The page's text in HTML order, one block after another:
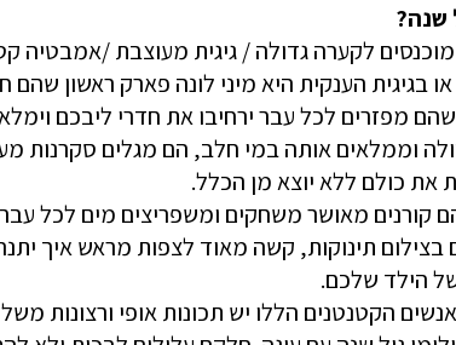
שנה?
לקערה גדולה / גיגית מעוצבת /אמבטיה
בגיגית הענקית היא מיני לונה פארק ראשון שהם
מפזרים לכל עבר ירחיבו את חדרי ליבכם
וממלאים אותה במי חלב, הם מגלים סקרנות
כולם ללא יוצא מן הכלל.
קורנים מאושר משחקים ומשפריצים מים לכל
תינוקות, קשה מאוד לצפות מראש איך
הילד שלכם.
הקטנטנים הללו יש תכונות אופי ורצונות